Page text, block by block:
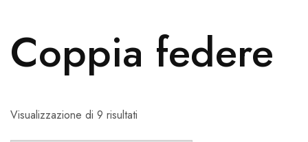
Coppia federe
Visualizzazione di 9 risultati